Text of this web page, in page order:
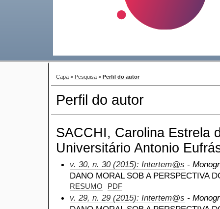
Capa > Pesquisa > Perfil do autor
Perfil do autor
SACCHI, Carolina Estrela
Universitário Antonio
v. 30, n. 30 (2015): Intertem@s -
DANO MORAL SOB A PERSPECTIVA
RESUMO PDF
v. 29, n. 29 (2015): Intertem@s -